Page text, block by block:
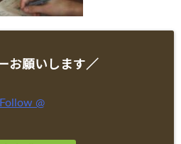
お願いします／
Follow @